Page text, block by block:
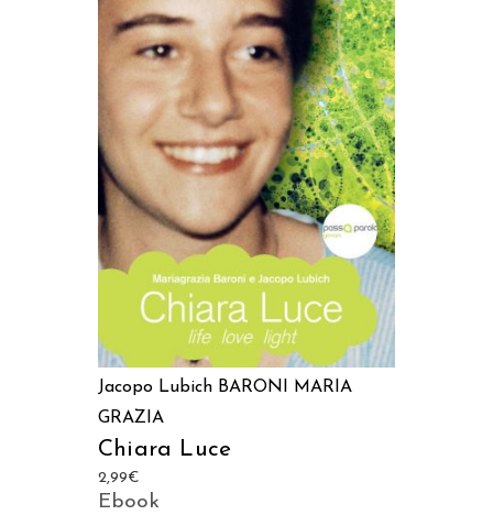
AGGIUNGI AL CARRELLO
Jacopo Lubich BARONI MARIA
GRAZIA
Chiara Luce
2,99€
Ebook